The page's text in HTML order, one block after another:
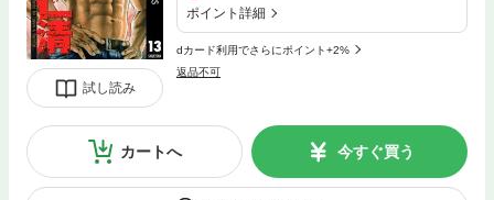
試し読み
ポイント詳細
dカード利用でさらにポイント+2%
返品不可
カートへ 今すぐ買う